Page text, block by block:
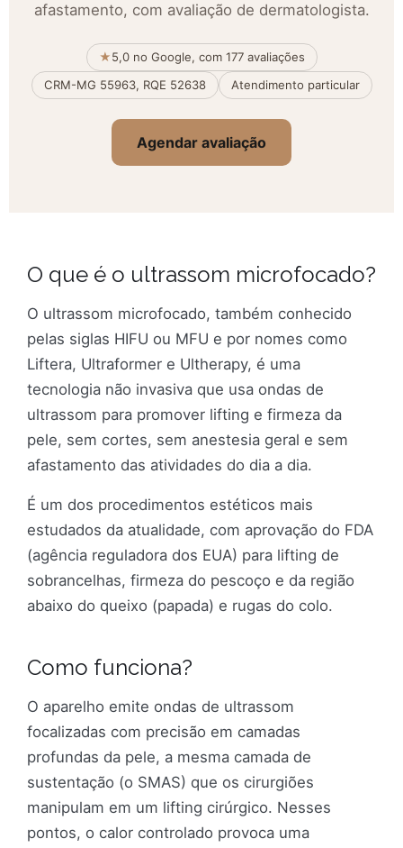
afastamento, com avaliação de dermatologista.
★5,0 no Google, com 177 avaliações
CRM-MG 55963, RQE 52638
Atendimento particular
Agendar avaliação
O que é o ultrassom microfocado?
O ultrassom microfocado, também conhecido
pelas siglas HIFU ou MFU e por nomes como
Liftera, Ultraformer e Ultherapy, é uma
tecnologia não invasiva que usa ondas de
ultrassom para promover lifting e firmeza da
pele, sem cortes, sem anestesia geral e sem
afastamento das atividades do dia a dia.
É um dos procedimentos estéticos mais
estudados da atualidade, com aprovação do FDA
(agência reguladora dos EUA) para lifting de
sobrancelhas, firmeza do pescoço e da região
abaixo do queixo (papada) e rugas do colo.
Como funciona?
O aparelho emite ondas de ultrassom
focalizadas com precisão em camadas
profundas da pele, a mesma camada de
sustentação (o SMAS) que os cirurgiões
manipulam em um lifting cirúrgico. Nesses
pontos, o calor controlado provoca uma